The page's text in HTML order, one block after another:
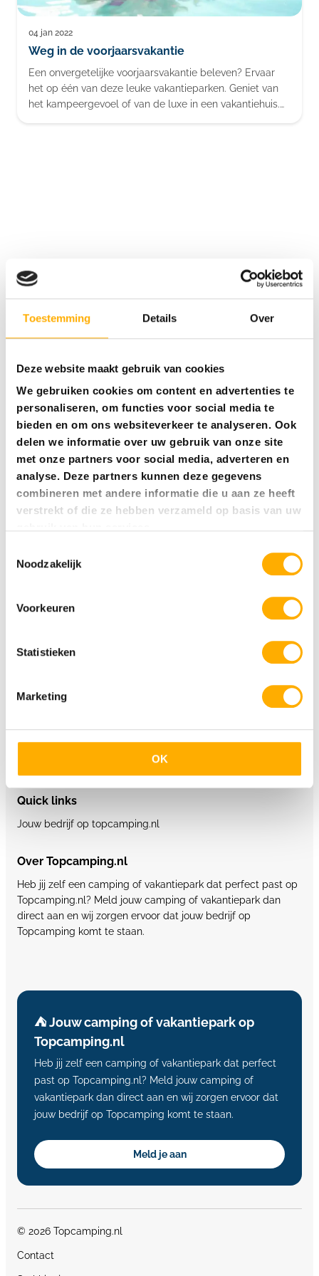
Toestemming Details Over
Deze website maakt gebruik van cookies
We gebruiken cookies om content en advertenties te
personaliseren, om functies voor social media te
bieden en om ons websiteverkeer te analyseren. Ook
delen we informatie over uw gebruik van onze site
met onze partners voor social media, adverteren en
analyse. Deze partners kunnen deze gegevens
combineren met andere informatie die u aan ze heeft
verstrekt of die ze hebben verzameld op basis van uw
Noodzakelijk
Voorkeuren
Statistieken
Marketing
OK
Blog
04 jan 2022
Weg in de voorjaarsvakantie
Een onvergetelijke voorjaarsvakantie beleven? Ervaar
het op één van deze leuke vakantieparken. Geniet van
het kampeergevoel of van de luxe in een vakantiehuis.
Bekijk de 5 sterren camping aanbieders
5 sterren campings
5 sterren campings Italië
5 sterren campings Kroatië
5 sterren campings Duitsland
Quick links
Jouw bedrijf op topcamping.nl
Over Topcamping.nl
Heb jij zelf een camping of vakantiepark dat perfect past op
Topcamping.nl? Meld jouw camping of vakantiepark dan
direct aan en wij zorgen ervoor dat jouw bedrijf op
Topcamping komt te staan.
⛺️ Jouw camping of vakantiepark op
Topcamping.nl
Heb jij zelf een camping of vakantiepark dat perfect
past op Topcamping.nl? Meld jouw camping of
vakantiepark dan direct aan en wij zorgen ervoor dat
jouw bedrijf op Topcamping komt te staan.
Meld je aan
© 2026 Topcamping.nl
Contact